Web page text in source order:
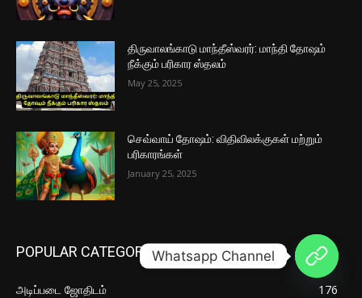
திருவாலங்காடு மாந்தீஸ்வரர்: மாந்தி தோஷம்
நீக்கும் பரிகார ஸ்தலம்
May 25, 2025
செவ்வாய் தோஷம்: விதிவிலக்குகள் மற்றும்
பரிகாரங்கள்
January 25, 2025
POPULAR CATEGORY
அடிப்படை ஜோதிடம் 176
Whatsapp Channel